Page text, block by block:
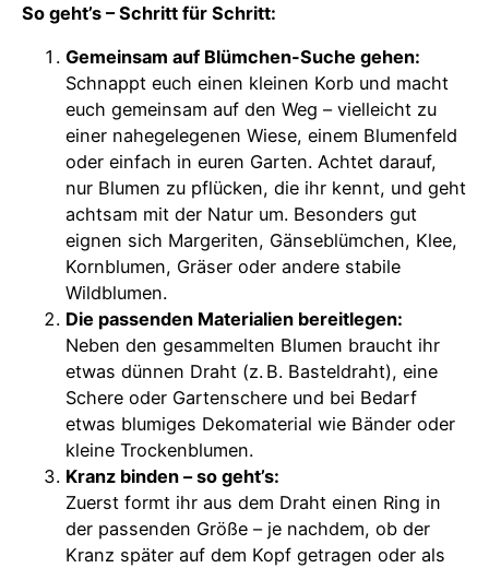
So geht’s – Schritt für Schritt:
Gemeinsam auf Blümchen-Suche gehen:
Schnappt euch einen kleinen Korb und macht
euch gemeinsam auf den Weg – vielleicht zu
einer nahegelegenen Wiese, einem Blumenfeld
oder einfach in euren Garten. Achtet darauf,
nur Blumen zu pflücken, die ihr kennt, und geht
achtsam mit der Natur um. Besonders gut
eignen sich Margeriten, Gänseblümchen, Klee,
Kornblumen, Gräser oder andere stabile
Wildblumen.
Die passenden Materialien bereitlegen:
Neben den gesammelten Blumen braucht ihr
etwas dünnen Draht (z. B. Basteldraht), eine
Schere oder Gartenschere und bei Bedarf
etwas blumiges Dekomaterial wie Bänder oder
kleine Trockenblumen.
Kranz binden – so geht’s:
Zuerst formt ihr aus dem Draht einen Ring in
der passenden Größe – je nachdem, ob der
Kranz später auf dem Kopf getragen oder als